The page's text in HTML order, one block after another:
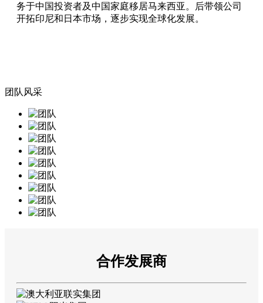
务于中国投资者及中国家庭移居马来西亚。后带领公司
开拓印尼和日本市场，逐步实现全球化发展。
团队 风采
合作发展商